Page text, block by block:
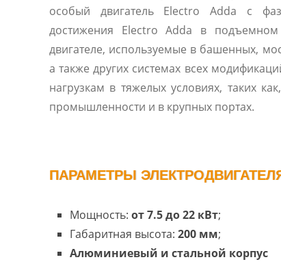
особый двигатель Electro Adda с
достижения Electro Adda в
двигателе, используемые в башенных,
а также других системах всех
нагрузкам в тяжелых условиях, таких
промышленности и в крупных портах.
ПАРАМЕТРЫ ЭЛЕКТРОДВИГАТЕЛЯ
Мощность: от 7.5 до 22 кВт;
Габаритная высота: 200 мм;
Алюминиевый и стальной корпус